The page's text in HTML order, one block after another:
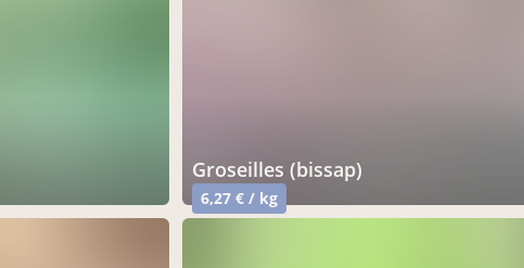
groseilles (bissap)
6,27 € / kg